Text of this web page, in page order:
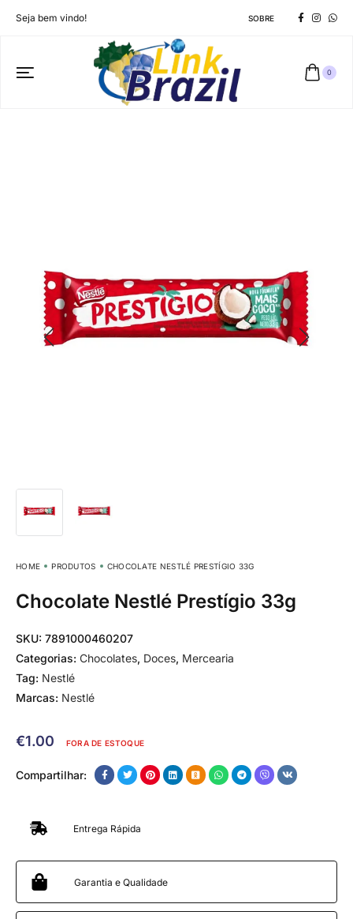
Seja bem vindo! SOBRE
0
HOME PRODUTOS CHOCOLATE NESTLÉ PRESTÍGIO 33G
Chocolate Nestlé Prestígio 33g
SKU: 7891000460207
Categorias: Chocolates, Doces, Mercearia
Tag: Nestlé
Marcas: Nestlé
€1.00 FORA DE ESTOQUE
Compartilhar:
Entrega Rápida
Garantia e Qualidade